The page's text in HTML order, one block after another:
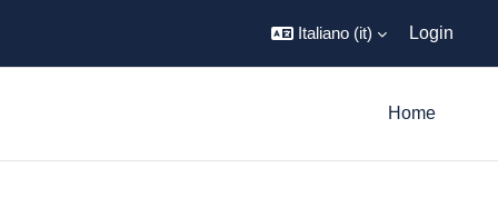
Italiano ‎(it)‎ Login
Home